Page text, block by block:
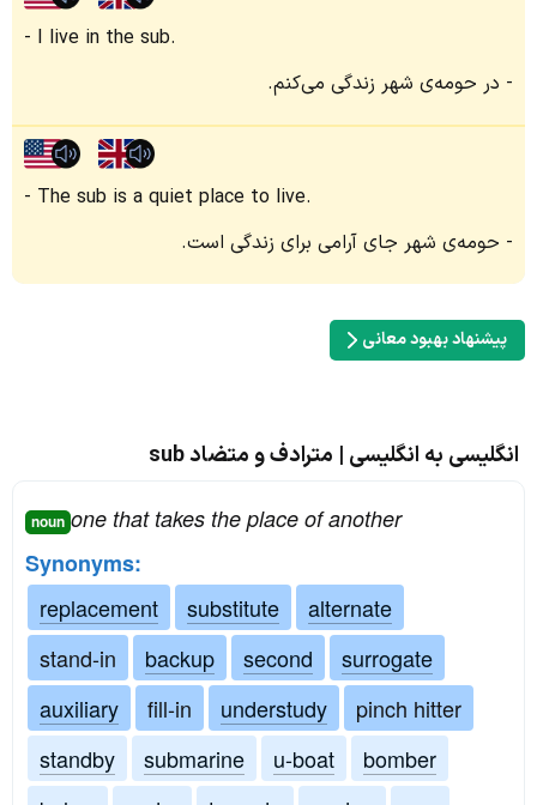
I live in the sub.
در حومه‌ی شهر زندگی می‌کنم.
The sub is a quiet place to live.
حومه‌ی شهر جای آرامی برای زندگی است.
پیشنهاد بهبود معانی
انگلیسی به انگلیسی | مترادف و متضاد sub
noun one that takes the place of another
Synonyms:
replacement
substitute
alternate
stand-in
backup second
surrogate
auxiliary
fill-in understudy
pinch hitter
standby
submarine u-boat
bomber